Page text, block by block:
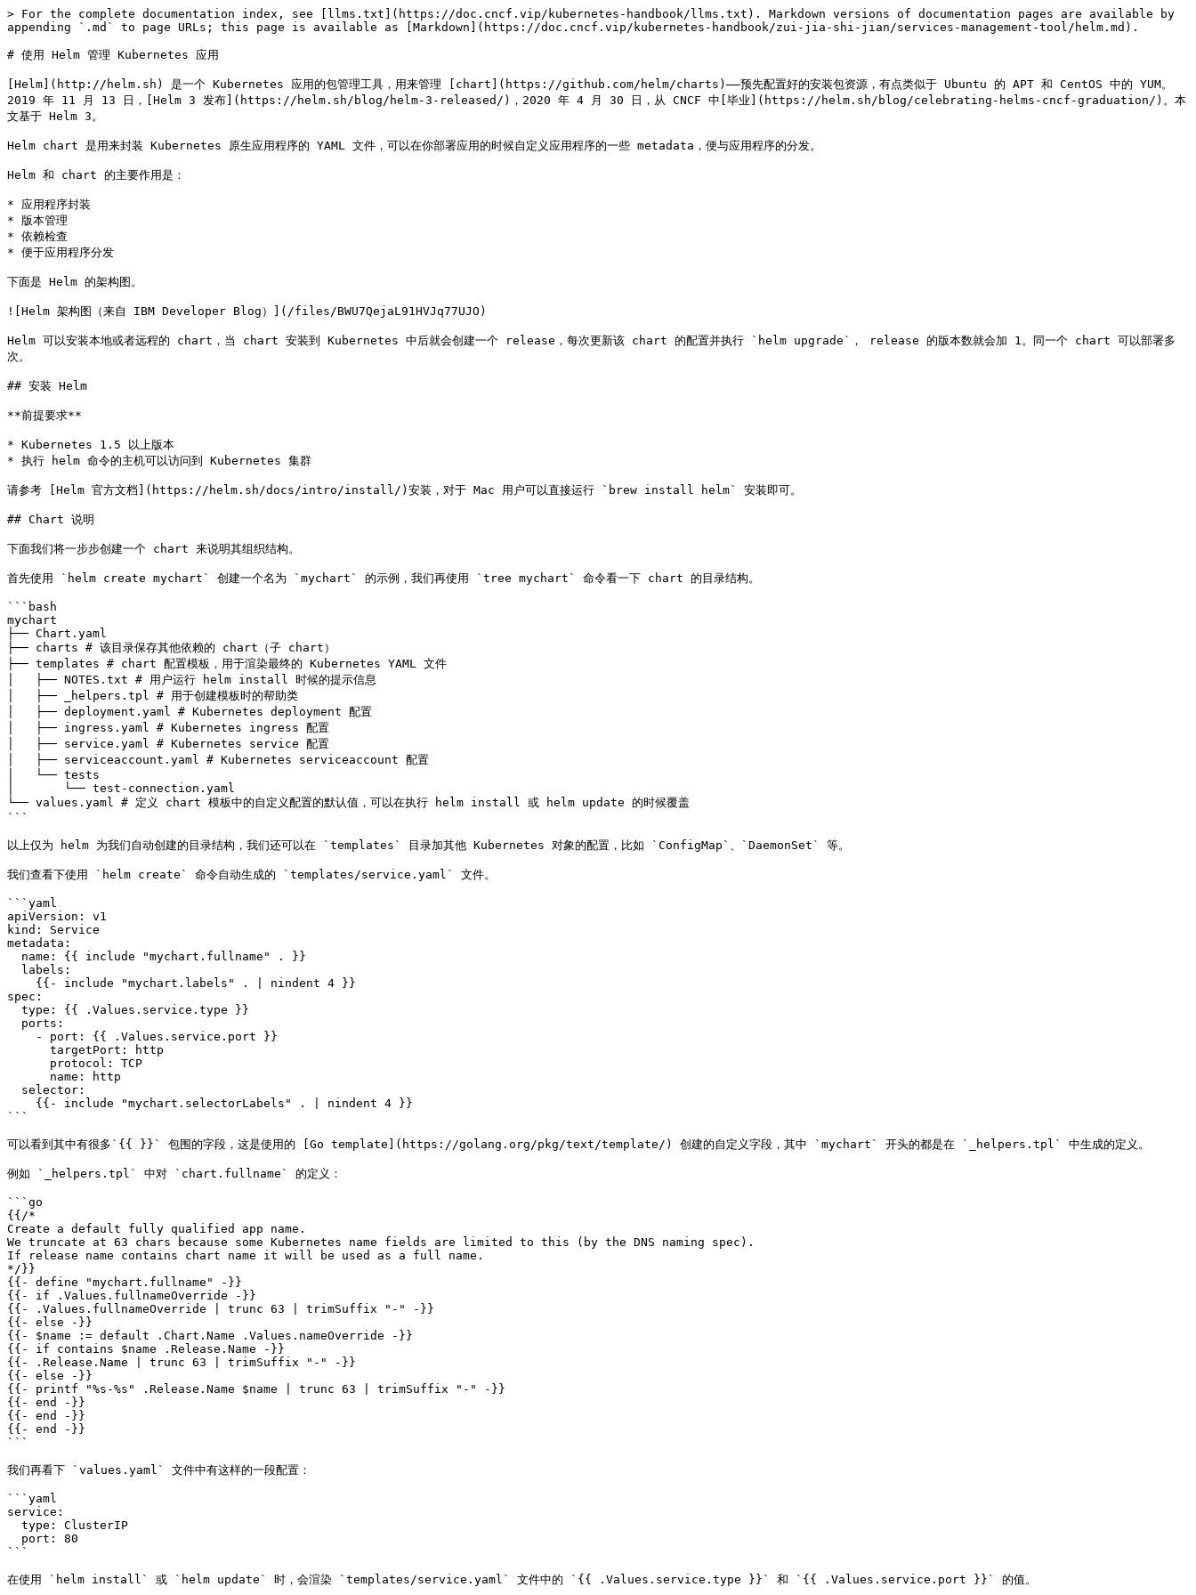
> For the complete documentation index, see [llms.txt](https://doc.cncf.vip/kubernetes-handbook/llms.txt). Markdown versions of documentation pages are available by
appending `.md` to page URLs; this page is available as [Markdown](https://doc.cncf.vip/kubernetes-handbook/zui-jia-shi-jian/services-management-tool/helm.md).
# 使用 Helm 管理 Kubernetes 应用
[Helm](http://helm.sh) 是一个 Kubernetes 应用的包管理工具，用来管理 [chart](https://github.com/helm/charts)——预先配置好的安装包资源，有点类似于 Ubuntu 的 APT 和 CentOS 中的 YUM。
2019 年 11 月 13 日，[Helm 3 发布](https://helm.sh/blog/helm-3-released/)，2020 年 4 月 30 日，从 CNCF 中[毕业](https://helm.sh/blog/celebrating-helms-cncf-graduation/)。本
文基于 Helm 3。
Helm chart 是用来封装 Kubernetes 原生应用程序的 YAML 文件，可以在你部署应用的时候自定义应用程序的一些 metadata，便与应用程序的分发。
Helm 和 chart 的主要作用是：
* 应用程序封装
* 版本管理
* 依赖检查
* 便于应用程序分发
下面是 Helm 的架构图。
![Helm 架构图（来自 IBM Developer Blog）](/files/BWU7QejaL91HVJq77UJO)
Helm 可以安装本地或者远程的 chart，当 chart 安装到 Kubernetes 中后就会创建一个 release，每次更新该 chart 的配置并执行 `helm upgrade`， release 的版本数就会加 1。同一个 chart 可以部署多
次。
## 安装 Helm
**前提要求**
* Kubernetes 1.5 以上版本
* 执行 helm 命令的主机可以访问到 Kubernetes 集群
请参考 [Helm 官方文档](https://helm.sh/docs/intro/install/)安装，对于 Mac 用户可以直接运行 `brew install helm` 安装即可。
## Chart 说明
下面我们将一步步创建一个 chart 来说明其组织结构。
首先使用 `helm create mychart` 创建一个名为 `mychart` 的示例，我们再使用 `tree mychart` 命令看一下 chart 的目录结构。
```bash
mychart
├── Chart.yaml
├── charts # 该目录保存其他依赖的 chart（子 chart）
├── templates # chart 配置模板，用于渲染最终的 Kubernetes YAML 文件
│   ├── NOTES.txt # 用户运行 helm install 时候的提示信息
│   ├── _helpers.tpl # 用于创建模板时的帮助类
│   ├── deployment.yaml # Kubernetes deployment 配置
│   ├── ingress.yaml # Kubernetes ingress 配置
│   ├── service.yaml # Kubernetes service 配置
│   ├── serviceaccount.yaml # Kubernetes serviceaccount 配置
│   └── tests
│       └── test-connection.yaml
└── values.yaml # 定义 chart 模板中的自定义配置的默认值，可以在执行 helm install 或 helm update 的时候覆盖
```
以上仅为 helm 为我们自动创建的目录结构，我们还可以在 `templates` 目录加其他 Kubernetes 对象的配置，比如 `ConfigMap`、`DaemonSet` 等。
我们查看下使用 `helm create` 命令自动生成的 `templates/service.yaml` 文件。
```yaml
apiVersion: v1
kind: Service
metadata:
spec:
```
可以看到其中有很多`{{ }}` 包围的字段，这是使用的 [Go template](https://golang.org/pkg/text/template/) 创建的自定义字段，其中 `mychart` 开头的都是在 `_helpers.tpl` 中生成的定义。
例如 `_helpers.tpl` 中对 `chart.fullname` 的定义：
```go
{{/*
Create a default fully qualified app name.
We truncate at 63 chars because some Kubernetes name fields are limited to this (by the DNS naming spec).
If release name contains chart name it will be used as a full name.
*/}}
{{- define "mychart.fullname" -}}
{{- if .Values.fullnameOverride -}}
{{- .Values.fullnameOverride | trunc 63 | trimSuffix "-" -}}
{{- else -}}
{{- $name := default .Chart.Name .Values.nameOverride -}}
{{- if contains $name .Release.Name -}}
{{- .Release.Name | trunc 63 | trimSuffix "-" -}}
{{- else -}}
{{- printf "%s-%s" .Release.Name $name | trunc 63 | trimSuffix "-" -}}
{{- end -}}
{{- end -}}
{{- end -}}
```
我们再看下 `values.yaml` 文件中有这样的一段配置：
```yaml
service:
```
在使用 `helm install` 或 `helm update` 时，会渲染 `templates/service.yaml` 文件中的 `{{ .Values.service.type }}` 和 `{{ .Values.service.port }}` 的值。